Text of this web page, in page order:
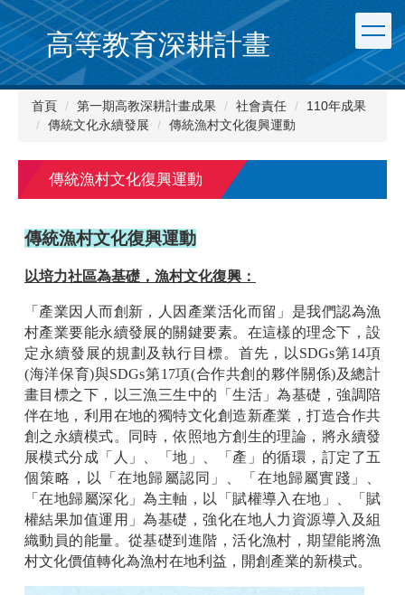
跳
到
主
要
內
高等教育深耕計畫
首頁 第一期高教深耕計畫成果 社會責任
110年成果
傳統文化永續發展
傳統漁村文化復興運動
傳統漁村文化復興運動
傳統漁村文化復興運動
以培力社區為基礎，漁村文化復興：
「產業因人而創新，人因產業活化而留」是我們認為漁
村產業要能永續發展的關鍵要素。在這樣的理念下，設
定永續發展的規劃及執行目標。首先，以SDGs第14項
(海洋保育)與SDGs第17項(合作共創的夥伴關係)及總計
畫目標之下，以三漁三生中的「生活」為基礎，強調陪
伴在地，利用在地的獨特文化創造新產業，打造合作共
創之永續模式。同時，依照地方創生的理論，將永續發
展模式分成「人」、「地」、「產」的循環，訂定了五
個策略，以「在地歸屬認同」、「在地歸屬實踐」、
「在地歸屬深化」為主軸，以「賦權導入在地」、「賦
權結果加值運用」為基礎，強化在地人力資源導入及組
織動員的能量。從基礎到進階，活化漁村，期望能將漁
村文化價值轉化為漁村在地利益，開創產業的新模式。